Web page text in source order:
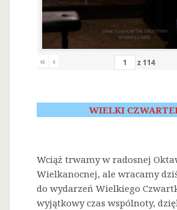
« ‹ z 114
WIELKI
Wciąż trwamy w radosnej
Wielkanocnej, ale wracamy
do wydarzeń Wielkiego
wyjątkowy czas wspólnoty,